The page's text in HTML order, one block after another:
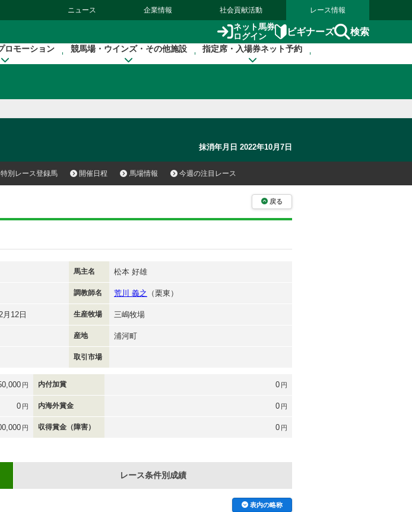
ニュース 企業情報 社会貢献活動 レース情報
ネット馬券
ログイン
ビギナーズ 検索
ロモーション 競馬場・ウインズ・その他施設 指定席・入場券ネット予約
抹消年月日 2022年10月7日
特別レース登録馬 開催日程 馬場情報 今週の注目レース
戻る
馬主名 松本 好雄
調教師名 荒川 義之 （栗東）
月12日 生産牧場 三嶋牧場
産地 浦河町
取引市場
円 内付加賞 0 円
0 円 内海外賞金 0 円
円 収得賞金（障害） 0 円
レース条件別成績
表内の略称